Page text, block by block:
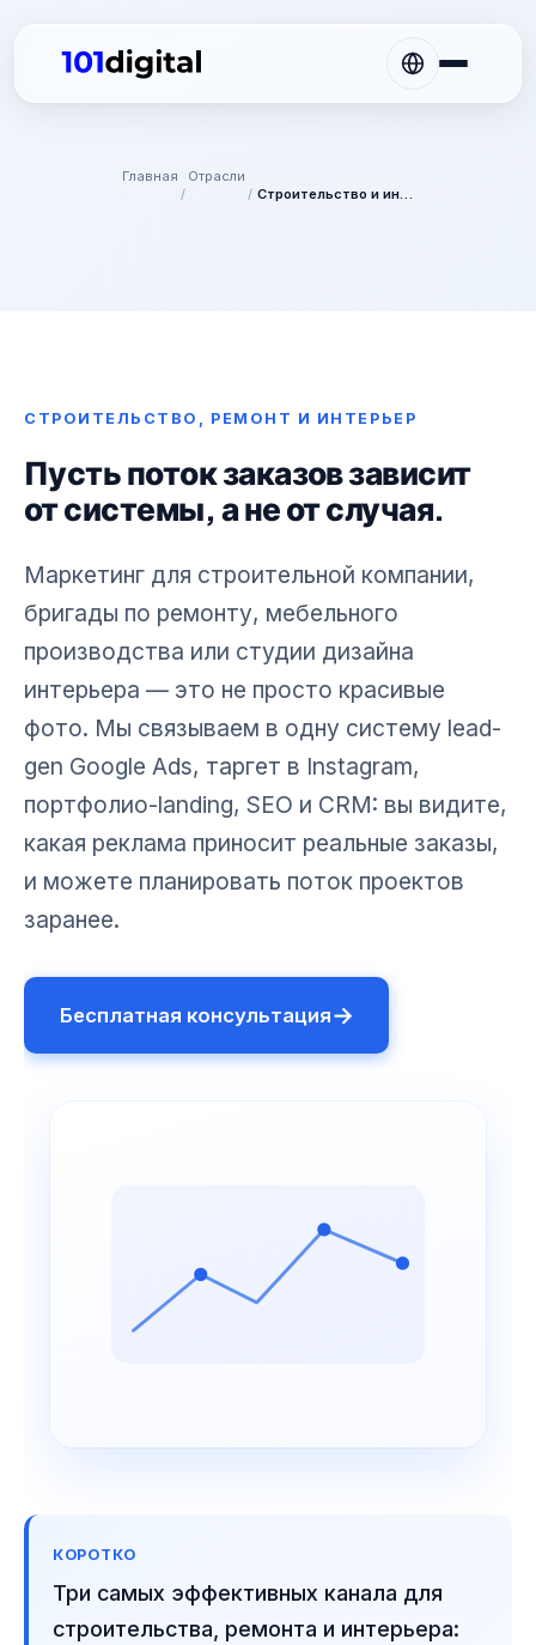
Главная
/
Отрасли
/
Строительство и интерьер
СТРОИТЕЛЬСТВО, РЕМОНТ И ИНТЕРЬЕР
Пусть поток заказов зависит
от системы, а не от случая.
Маркетинг для строительной компании,
бригады по ремонту, мебельного
производства или студии дизайна
интерьера — это не просто красивые
фото. Мы связываем в одну систему lead-
gen Google Ads, таргет в Instagram,
портфолио-landing, SEO и CRM: вы видите,
какая реклама приносит реальные заказы,
и можете планировать поток проектов
заранее.
Бесплатная консультация→
КОРОТКО
Три самых эффективных канала для
строительства, ремонта и интерьера: